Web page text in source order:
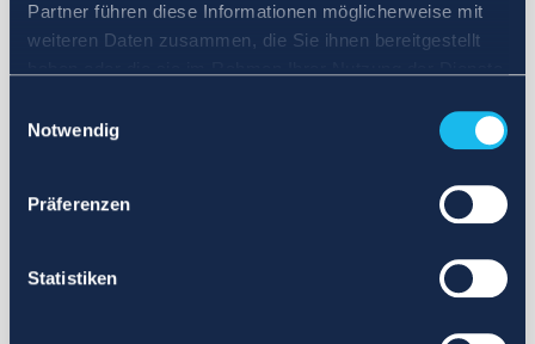
Partner führen diese Informationen möglicherweise mit
weiteren Daten zusammen, die Sie ihnen bereitgestellt
Notwendig
Präferenzen
Statistiken